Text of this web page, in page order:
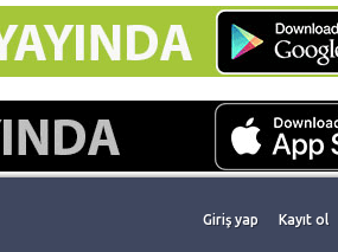
Giriş yap Kayıt ol